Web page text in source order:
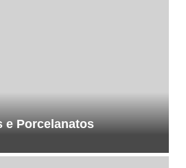
e Porcelanatos